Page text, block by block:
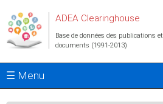
ADEA Clearinghouse
Base de données des publications et
documents (1991-2013)
☰ Menu